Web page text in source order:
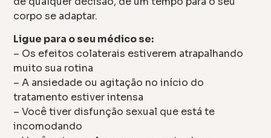
corpo se adaptar.
Ligue para o seu médico se:
– Os efeitos colaterais estiverem atrapalhando
muito sua rotina
– A ansiedade ou agitação no início do
tratamento estiver intensa
– Você tiver disfunção sexual que está te
incomodando